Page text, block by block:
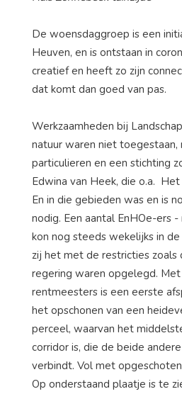
De woensdaggroep is een
Heuven, en is ontstaan in
creatief en heeft zo zijn
dat komt dan goed van pas.
Werkzaamheden bij
natuur waren niet toegestaan,
particulieren en een stichting
Edwina van Heek, die o.a.
En in die gebieden was en is
nodig. Een aantal EnHOe-ers
kon nog steeds wekelijks in
zij het met de restricties zoals
regering waren opgelegd.
rentmeesters is een eerste
het opschonen van een
perceel, waarvan het
corridor is, die de beide
verbindt. Vol met
Op onderstaand plaatje is te